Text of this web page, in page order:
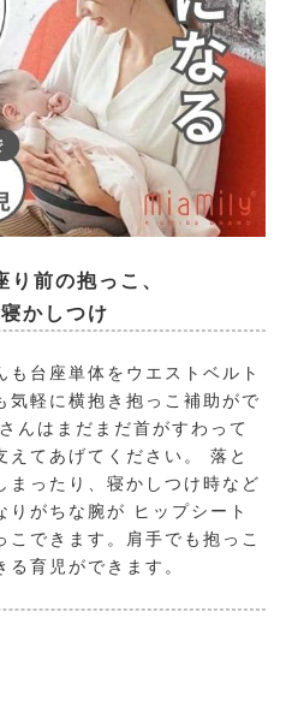
り前の抱っこ、
かしつけ
も台座単体をウエストベルト
気軽に横抱き抱っこ補助がで
んはまだまだ首がすわって
えてあげてください。 落と
まったり、寝かしつけ時など
りがちな腕が ヒップシート
できます。肩手でも抱っこ
育児ができます。